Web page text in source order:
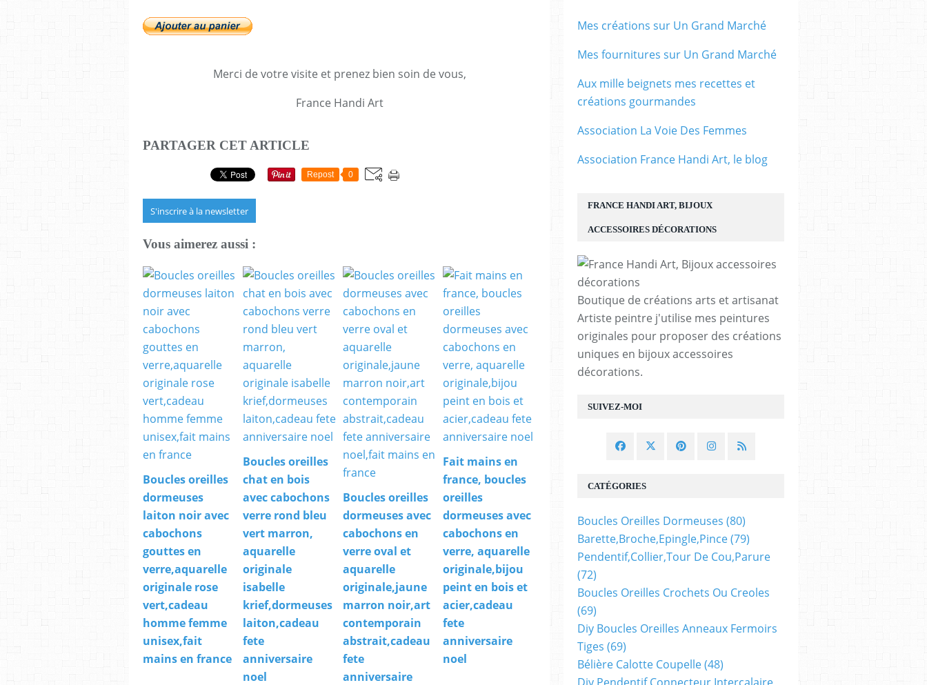
Merci de votre visite et prenez bien soin de vous,
France Handi Art
PARTAGER CET ARTICLE
Repost 0
S'inscrire à la newsletter
Vous aimerez aussi :
Boucles oreilles
dormeuses
laiton noir avec
cabochons
gouttes en
verre,aquarelle
originale rose
vert,cadeau
homme femme
unisex,fait
mains en france
Boucles oreilles
chat en bois
avec cabochons
verre rond bleu
vert marron,
aquarelle
originale
isabelle
krief,dormeuses
laiton,cadeau
fete
anniversaire
noel
Boucles oreilles
dormeuses avec
cabochons en
verre oval et
aquarelle
originale,jaune
marron noir,art
contemporain
abstrait,cadeau
fete
anniversaire
Fait mains en
france, boucles
oreilles
dormeuses avec
cabochons en
verre, aquarelle
originale,bijou
peint en bois et
acier,cadeau
fete
anniversaire
noel
SUIVEZ-MOI
FRANCE HANDI ART, BIJOUX
ACCESSOIRES DÉCORATIONS
Boutique de créations arts et artisanat
Artiste peintre j'utilise mes peintures
originales pour proposer des créations
uniques en bijoux accessoires
décorations.
CATÉGORIES
Boucles Oreilles Dormeuses (80)
Barette,broche,epingle,pince(79)
Pendentif,collier,tour De Cou,parure
(72)
Boucles Oreilles Crochets Ou Creoles
(69)
Diy Boucles Oreilles Anneaux Fermoirs
Tiges (69)
Bélière Calotte Coupelle(48)
Mes créations sur Un Grand Marché
Mes fournitures sur Un Grand Marché
Aux mille beignets mes recettes et
créations gourmandes
Association La Voie Des Femmes
Association France Handi Art, le blog